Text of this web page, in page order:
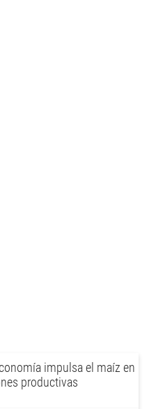
impulsa el maíz en
productivas